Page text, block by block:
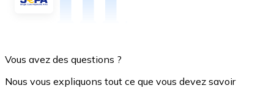
Vous avez des questions ?
Nous vous expliquons tout ce que vous devez savoir